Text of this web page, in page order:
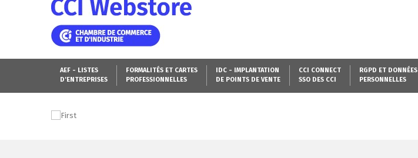
AEF - LISTES
D'ENTREPRISES
FORMALITÉS ET CARTES
PROFESSIONNELLES
IDC - IMPLANTATION
DE POINTS DE VENTE
CCI CONNECT
SSO DES CCI
RGPD ET DONNÉES
PERSONNELLES